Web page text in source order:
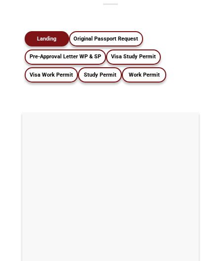
Landing Original Passport Request
Pre-Approval Letter WP & SP Visa Study Permit
Visa Work Permit Study Permit Work Permit